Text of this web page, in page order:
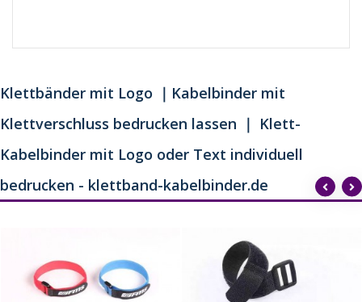
Klettbänder mit Logo ｜Kabelbinder mit
Klettverschluss bedrucken lassen ｜ Klett-
Kabelbinder mit Logo oder Text individuell
bedrucken - klettband-kabelbinder.de